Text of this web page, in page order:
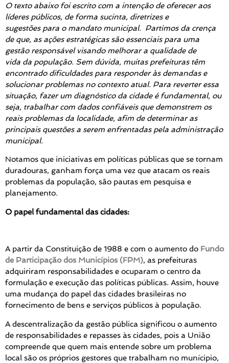
O texto abaixo foi escrito com a intenção de oferecer aos
líderes públicos, de forma sucinta, diretrizes e
sugestões para o mandato municipal. Partimos da crença
de que, as ações estratégicas são essenciais para uma
gestão responsável visando melhorar a qualidade de
vida da população. Sem dúvida, muitas prefeituras têm
encontrado dificuldades para responder às demandas e
solucionar problemas no contexto atual. Para reverter essa
situação, fazer um diagnóstico da cidade é fundamental, ou
seja, trabalhar com dados confiáveis que demonstrem os
reais problemas da localidade, afim de determinar as
principais questões a serem enfrentadas pela administração
municipal.
Notamos que iniciativas em políticas públicas que se tornam
duradouras, ganham força uma vez que atacam os reais
problemas da população, são pautas em pesquisa e
planejamento.
O papel fundamental das cidades:
A partir da Constituição de 1988 e com o aumento do Fundo
de Participação dos Municípios (FPM), as prefeituras
adquiriram responsabilidades e ocuparam o centro da
formulação e execução das políticas públicas. Assim, houve
uma mudança do papel das cidades brasileiras no
fornecimento de bens e serviços públicos à população.
A descentralização da gestão pública significou o aumento
de responsabilidades e repasses às cidades, pois a União
compreende que quem mais entende sobre um problema
local são os próprios gestores que trabalham no munícipio,